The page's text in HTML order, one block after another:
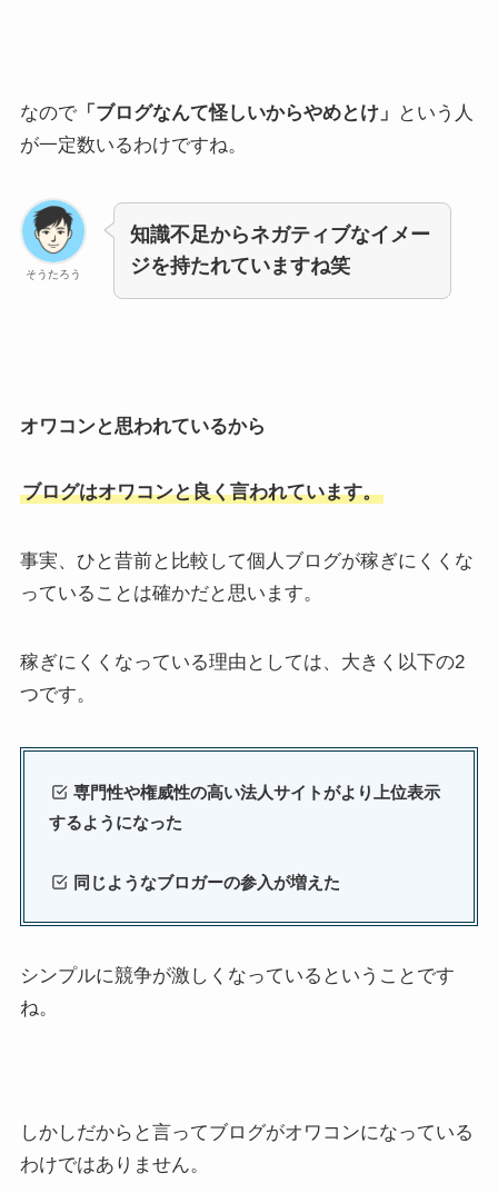
なので「ブログなんて怪しいからやめとけ」
という人
が一定数いるわけですね。
そうたろう
知識不足からネガティブなイメー
ジを持たれていますね笑
オワコンと思われているから
ブログはオワコンと良く言われています。
事実、ひと昔前と比較して個人ブログが稼ぎにくくな
っていることは確かだと思います。
稼ぎにくくなっている理由としては、大きく以下の2
つです。
専門性や権威性の高い法人サイトがより上位表示
するようになった
同じようなブロガーの参入が増えた
シンプルに競争が激しくなっているということです
ね。
しかしだからと言ってブログがオワコンになっている
わけではありません。